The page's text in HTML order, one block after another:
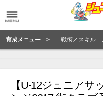
育成メニュー > 戦術／スキル
【U-12ジュニアサ